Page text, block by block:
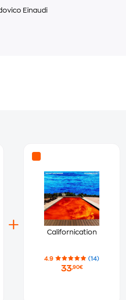
Einaudi
Californication
4.9 (14)
33,90€